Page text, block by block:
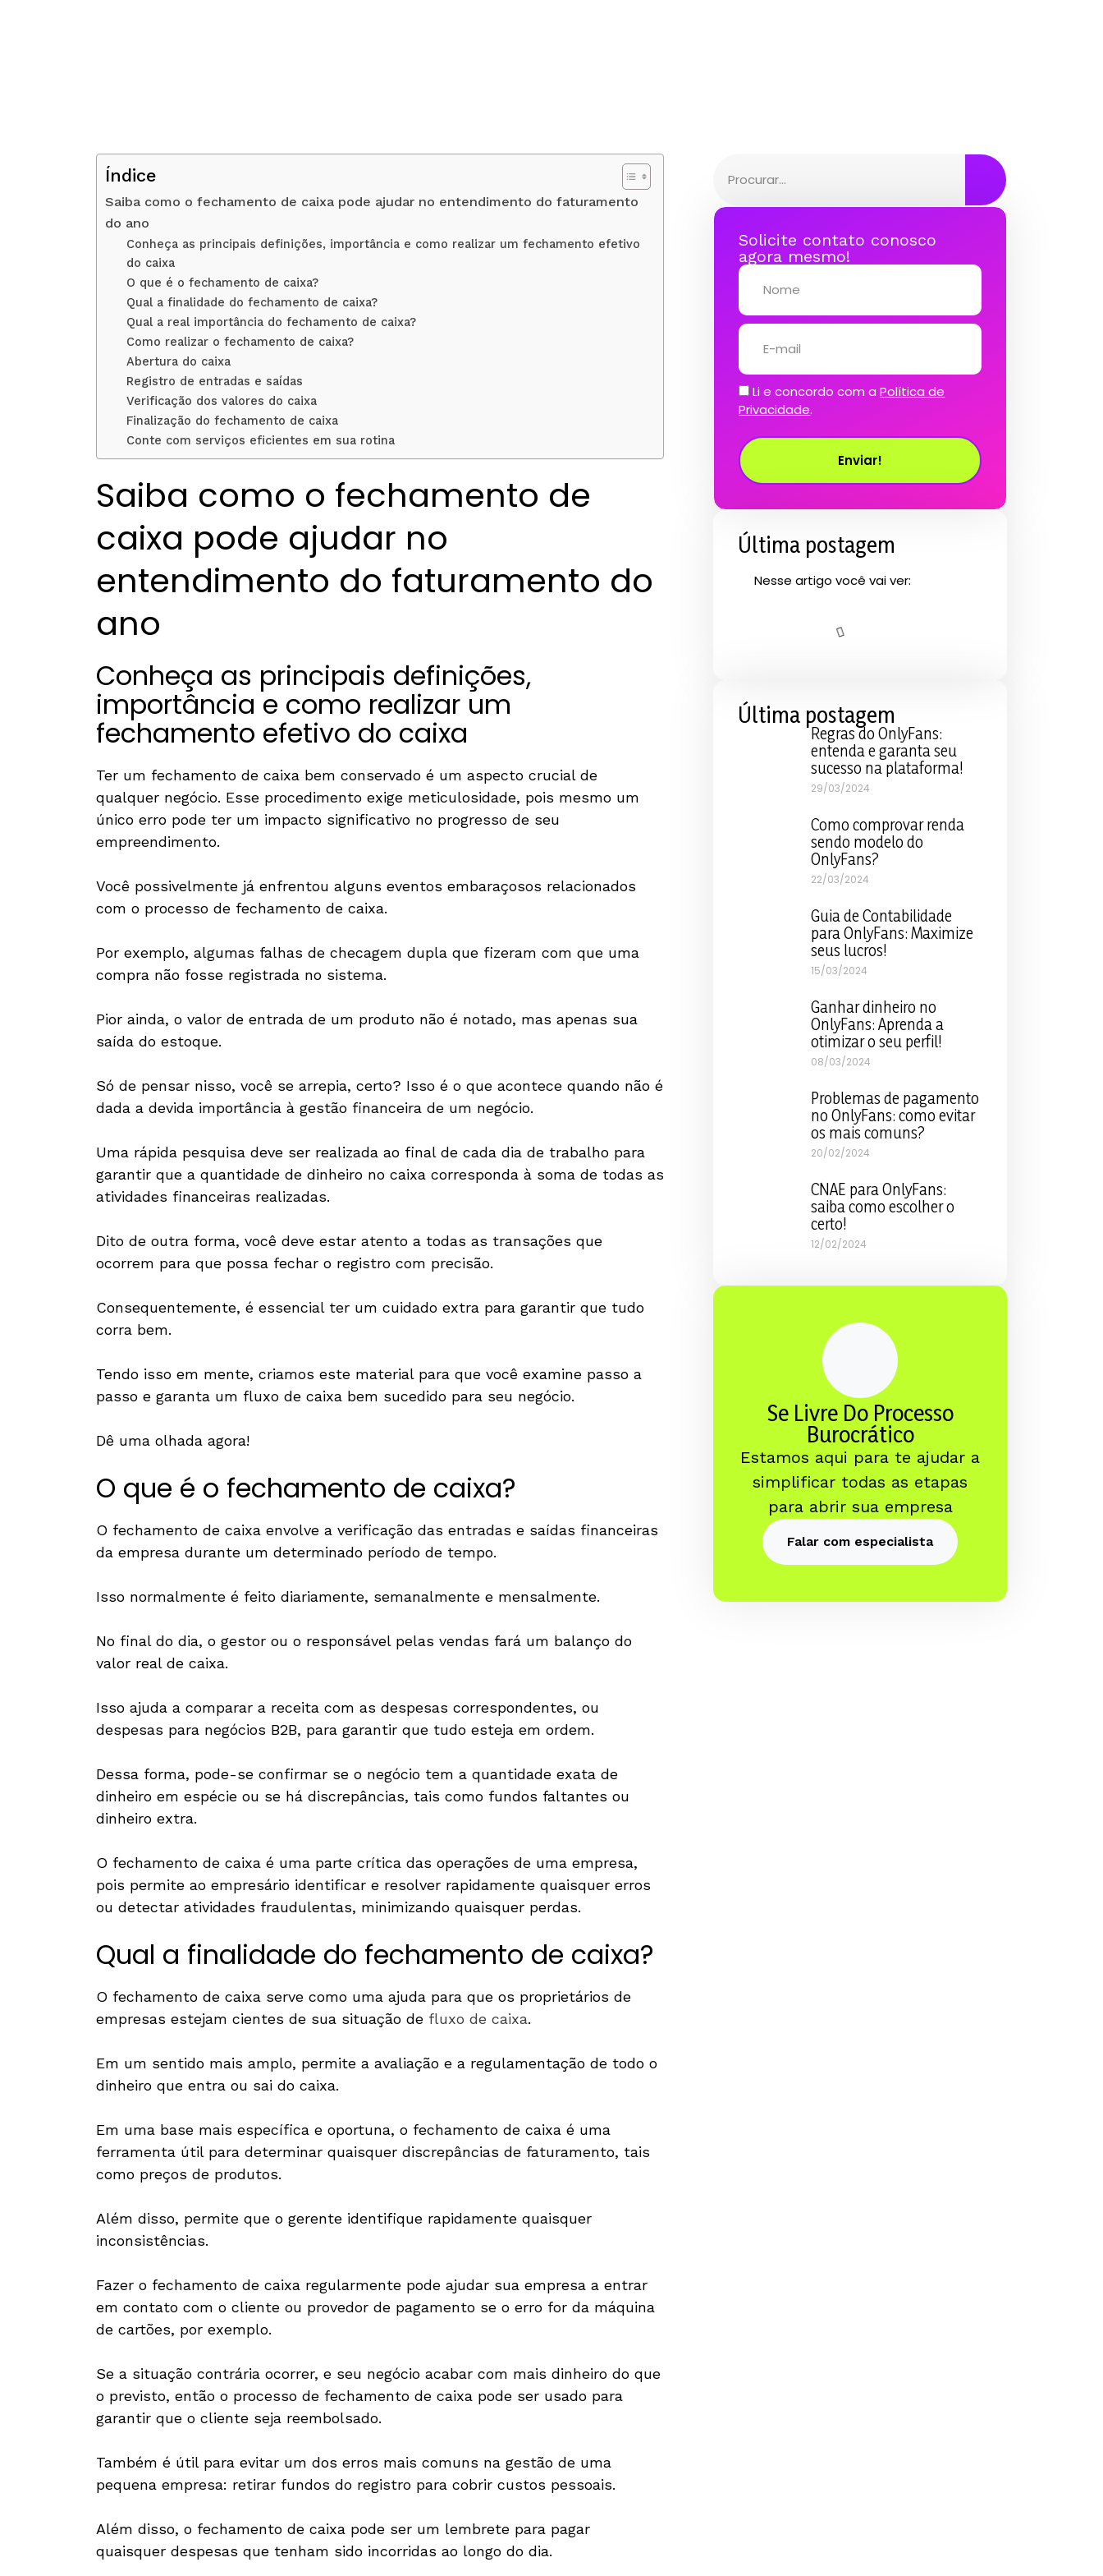
Índice
Saiba como o fechamento de caixa pode ajudar no entendimento do faturamento
do ano
Conheça as principais definições, importância e como realizar um fechamento efetivo
do caixa
O que é o fechamento de caixa?
Qual a finalidade do fechamento de caixa?
Qual a real importância do fechamento de caixa?
Como realizar o fechamento de caixa?
Abertura do caixa
Registro de entradas e saídas
Verificação dos valores do caixa
Finalização do fechamento de caixa
Conte com serviços eficientes em sua rotina
Saiba como o fechamento de
caixa pode ajudar no
entendimento do faturamento do
ano
Conheça as principais definições,
importância e como realizar um
fechamento efetivo do caixa
Ter um fechamento de caixa bem conservado é um aspecto crucial de
qualquer negócio. Esse procedimento exige meticulosidade, pois mesmo um
único erro pode ter um impacto significativo no progresso de seu
empreendimento.
Você possivelmente já enfrentou alguns eventos embaraçosos relacionados
com o processo de fechamento de caixa.
Por exemplo, algumas falhas de checagem dupla que fizeram com que uma
compra não fosse registrada no sistema.
Pior ainda, o valor de entrada de um produto não é notado, mas apenas sua
saída do estoque.
Só de pensar nisso, você se arrepia, certo? Isso é o que acontece quando não é
dada a devida importância à gestão financeira de um negócio.
Uma rápida pesquisa deve ser realizada ao final de cada dia de trabalho para
garantir que a quantidade de dinheiro no caixa corresponda à soma de todas as
atividades financeiras realizadas.
Dito de outra forma, você deve estar atento a todas as transações que
ocorrem para que possa fechar o registro com precisão.
Consequentemente, é essencial ter um cuidado extra para garantir que tudo
corra bem.
Tendo isso em mente, criamos este material para que você examine passo a
passo e garanta um fluxo de caixa bem sucedido para seu negócio.
Dê uma olhada agora!
O que é o fechamento de caixa?
O fechamento de caixa envolve a verificação das entradas e saídas financeiras
da empresa durante um determinado período de tempo.
Isso normalmente é feito diariamente, semanalmente e mensalmente.
No final do dia, o gestor ou o responsável pelas vendas fará um balanço do
valor real de caixa.
Isso ajuda a comparar a receita com as despesas correspondentes, ou
despesas para negócios B2B, para garantir que tudo esteja em ordem.
Dessa forma, pode-se confirmar se o negócio tem a quantidade exata de
dinheiro em espécie ou se há discrepâncias, tais como fundos faltantes ou
dinheiro extra.
O fechamento de caixa é uma parte crítica das operações de uma empresa,
pois permite ao empresário identificar e resolver rapidamente quaisquer erros
ou detectar atividades fraudulentas, minimizando quaisquer perdas.
Qual a finalidade do fechamento de caixa?
O fechamento de caixa serve como uma ajuda para que os proprietários de
empresas estejam cientes de sua situação de fluxo de caixa.
Em um sentido mais amplo, permite a avaliação e a regulamentação de todo o
dinheiro que entra ou sai do caixa.
Em uma base mais específica e oportuna, o fechamento de caixa é uma
ferramenta útil para determinar quaisquer discrepâncias de faturamento, tais
como preços de produtos.
Além disso, permite que o gerente identifique rapidamente quaisquer
inconsistências.
Fazer o fechamento de caixa regularmente pode ajudar sua empresa a entrar
em contato com o cliente ou provedor de pagamento se o erro for da máquina
de cartões, por exemplo.
Se a situação contrária ocorrer, e seu negócio acabar com mais dinheiro do que
o previsto, então o processo de fechamento de caixa pode ser usado para
garantir que o cliente seja reembolsado.
Também é útil para evitar um dos erros mais comuns na gestão de uma
pequena empresa: retirar fundos do registro para cobrir custos pessoais.
Além disso, o fechamento de caixa pode ser um lembrete para pagar
quaisquer despesas que tenham sido incorridas ao longo do dia.
Solicite contato conosco
agora mesmo!
Li e concordo com aPolítica de
Privacidade.
Enviar!
Última postagem
Nesse artigo você vai ver:
Última postagem
Regras do OnlyFans:
entenda e garanta seu
sucesso na plataforma!
29/03/2024
Como comprovar renda
sendo modelo do
OnlyFans?
22/03/2024
Guia de Contabilidade
para OnlyFans: Maximize
seus lucros!
15/03/2024
Ganhar dinheiro no
OnlyFans: Aprenda a
otimizar o seu perfil!
08/03/2024
Problemas de pagamento
no OnlyFans: como evitar
os mais comuns?
20/02/2024
CNAE para OnlyFans:
saiba como escolher o
certo!
12/02/2024
Se Livre Do Processo
Burocrático
Estamos aqui para te ajudar a
simplificar todas as etapas
para abrir sua empresa
Falar com especialista